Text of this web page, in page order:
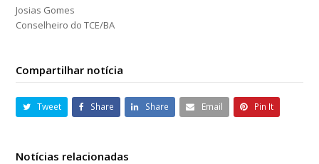
Josias Gomes
Conselheiro do TCE/BA
Compartilhar notícia
Tweet Share Share Email Pin It
Notícias relacionadas